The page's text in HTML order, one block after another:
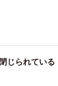
じられている